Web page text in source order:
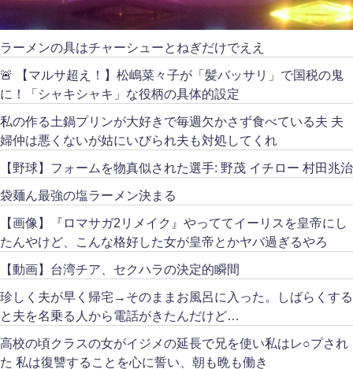
ラーメンの具はチャーシューとねぎだけでええ
🚨 【マルサ超え！】松嶋菜々子が「髪バッサリ」で国税の鬼
に！「シャキシャキ」な役柄の具体的設定
私の作る土鍋プリンが大好きで毎週欠かさず食べている夫 夫
婦仲は悪くないが姑にいびられ夫も対処してくれ
【野球】フォームを物真似された選手: 野茂 イチロー 村田兆治
袋麺ん最強の塩ラーメン決まる
【画像】『ロマサガ2リメイク』やっててイーリスを皇帝にし
たんやけど、こんな格好した女が皇帝とかヤバ過ぎるやろ
【動画】台湾チア、セクハラの決定的瞬間
珍しく夫が早く帰宅→そのままお風呂に入った。しばらくする
と夫を名乗る人から電話がきたんだけど…
高校の頃クラスの女がイジメの延長で兄を使い私はレ○プされ
た 私は復讐することを心に誓い、朝も晩も働き